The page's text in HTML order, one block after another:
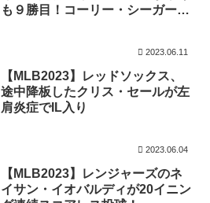
も９勝目！コーリー・シーガーは
2023.06.11
【MLB2023】レッドソックス、
途中降板したクリス・セールが左
肩炎症でIL入り
2023.06.04
【MLB2023】レンジャーズのネ
イサン・イオバルディが20イニン